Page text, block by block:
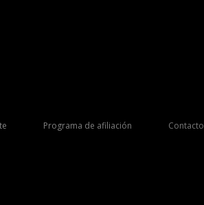
Programa de afiliación Contacto